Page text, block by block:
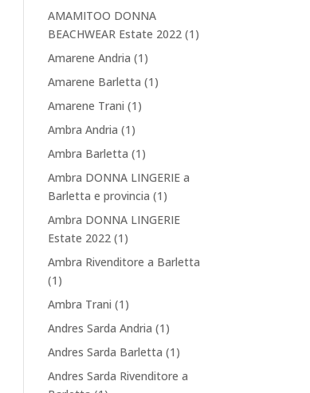
AMAMITOO DONNA
BEACHWEAR Estate 2022 (1)
Amarene Andria (1)
Amarene Barletta (1)
Amarene Trani (1)
Ambra Andria (1)
Ambra Barletta (1)
Ambra DONNA LINGERIE a
Barletta e provincia (1)
Ambra DONNA LINGERIE
Estate 2022 (1)
Ambra Rivenditore a Barletta
(1)
Ambra Trani (1)
Andres Sarda Andria (1)
Andres Sarda Barletta (1)
Andres Sarda Rivenditore a